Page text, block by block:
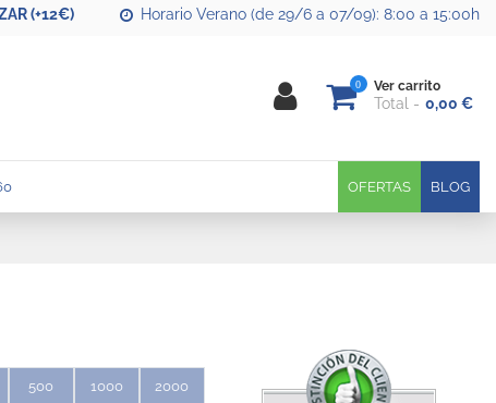
(+12€) Horario Verano (de 29/6 a 07/09): 8:00 a 15:00h
0 Ver carrito
Total 0,00 €
BLOG
OFERTAS
500 1000 2000